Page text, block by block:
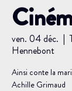
ven. 04 déc.
  |
Hennebont
Ainsi conte la
Achille Grimaud